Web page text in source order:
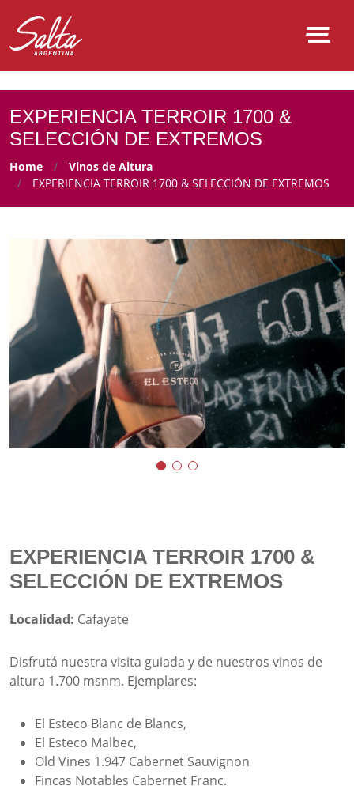
EXPERIENCIA TERROIR 1700 &
SELECCIÓN DE EXTREMOS
Home
Vinos de Altura
EXPERIENCIA TERROIR 1700 & SELECCIÓN DE EXTREMOS
EXPERIENCIA TERROIR 1700 &
SELECCIÓN DE EXTREMOS
Localidad: Cafayate
Disfrutá nuestra visita guiada y de nuestros vinos de
altura 1.700 msnm. Ejemplares:
El Esteco Blanc de Blancs,
El Esteco Malbec,
Old Vines 1.947 Cabernet Sauvignon
Fincas Notables Cabernet Franc.